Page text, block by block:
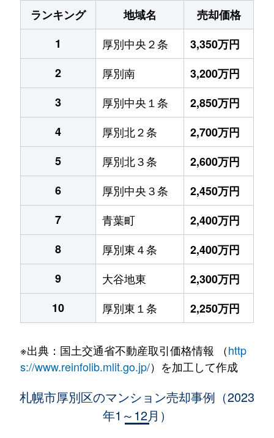
ランキング
地域名
売却価格
1
厚別中央２条
3,350万円
2
厚別南
3,200万円
3
厚別中央１条
2,850万円
4
厚別北２条
2,700万円
5
厚別北３条
2,600万円
6
厚別中央３条
2,450万円
7
青葉町
2,400万円
8
厚別東４条
2,400万円
9
大谷地東
2,300万円
10
厚別東１条 2,250万円
※出典：国土交通省不動産取引価格情報 （http
s://www.reinfolib.mlit.go.jp/）を加工して作成
札幌市厚別区のマンション売却事例（2023
年1～12月）